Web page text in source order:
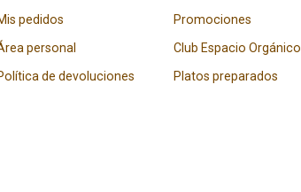
pedidos
personal
de devoluciones
Promociones
Club Espacio Orgánico
Platos preparados